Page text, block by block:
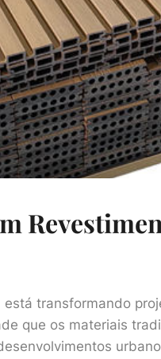
transformando
que os materiais